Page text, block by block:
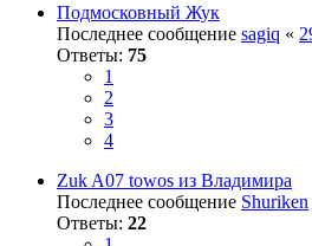
Подмосковный Жук
Последнее сообщение sagiq «
Ответы: 75
1
2
3
4
Zuk A07 towos из Владимира
Последнее сообщение Shuriken
Ответы: 22